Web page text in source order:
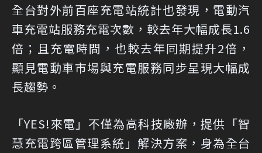
全台對外前百座充電站統計也發現，電動汽
車充電站服務充電次數，較去年大幅成長1.6
倍；且充電時間，也較去年同期提升2倍，
顯見電動車市場與充電服務同步呈現大幅成
長趨勢。
「YES!來電」不僅為高科技廠辦，提供「智
慧充電跨區管理系統」解決方案，身為全台